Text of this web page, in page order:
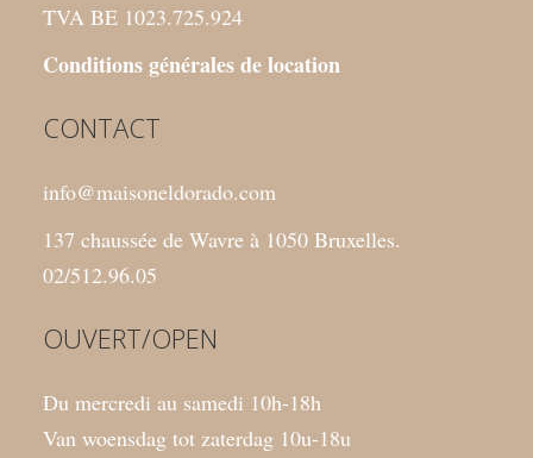
TVA BE 1023.725.924
Conditions générales de location
CONTACT
info@maisoneldorado.com
137 chaussée de Wavre à 1050 Bruxelles.
02/512.96.05
OUVERT/OPEN
Du mercredi au samedi 10h-18h
Van woensdag tot zaterdag 10u-18u